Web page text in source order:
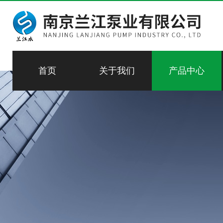
首页 关于我们 产品中心